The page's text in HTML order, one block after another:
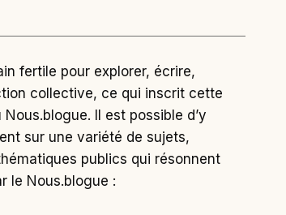
fertile pour explorer, écrire,
collective, ce qui inscrit cette
Il est possible d’y
sur une variété de sujets,
publics qui résonnent
le Nous.blogue :